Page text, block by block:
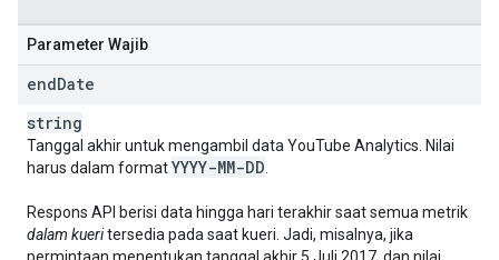
Parameter Wajib
endDate
string
Tanggal akhir untuk mengambil data YouTube Analytics . Nilai
harus dalam formatYYYY-MM-DD
Respons API berisi data hingga hari terakhir saat semua metrik
dalam kueritersedia pada saat kueri. Jadi, misalnya, jika